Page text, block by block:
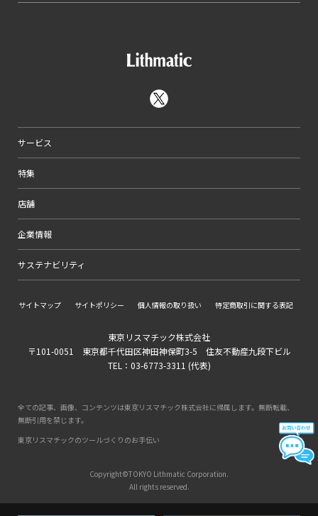
サービス
特集
店舗
企業情報
サステナビリティ
サイトマップ サイトポリシー 個人情報の取り扱い 特定商取引に関する表記
東京リスマチック株式会社
〒101-0051 東京都千代田区神田神保町3-5 住友不動産九段下ビル
TEL：03-6773-3311 (代表)
全ての記事、画像、コンテンツは東京リスマチック株式会社に帰属します。無断転載、
無断引用を禁じます。
東京リスマチックのツールづくりのお手伝い
Copyright©TOKYO Lithmatic Corporation.
All rights reserved.